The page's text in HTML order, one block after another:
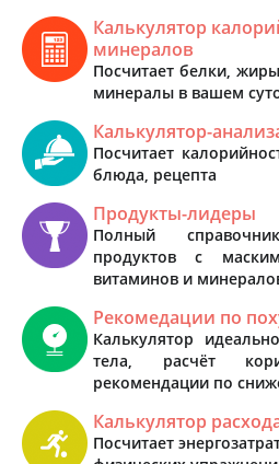
Калькулятор
минералов
Посчитает белки,
минералы в вашем
Калькулятор-
Посчитает
блюда, рецепта
Продукты-лидеры
Полный
продуктов с
витаминов и
Рекомедации по
Калькулятор
тела, расчёт
рекомендации по
Калькулятор
Посчитает